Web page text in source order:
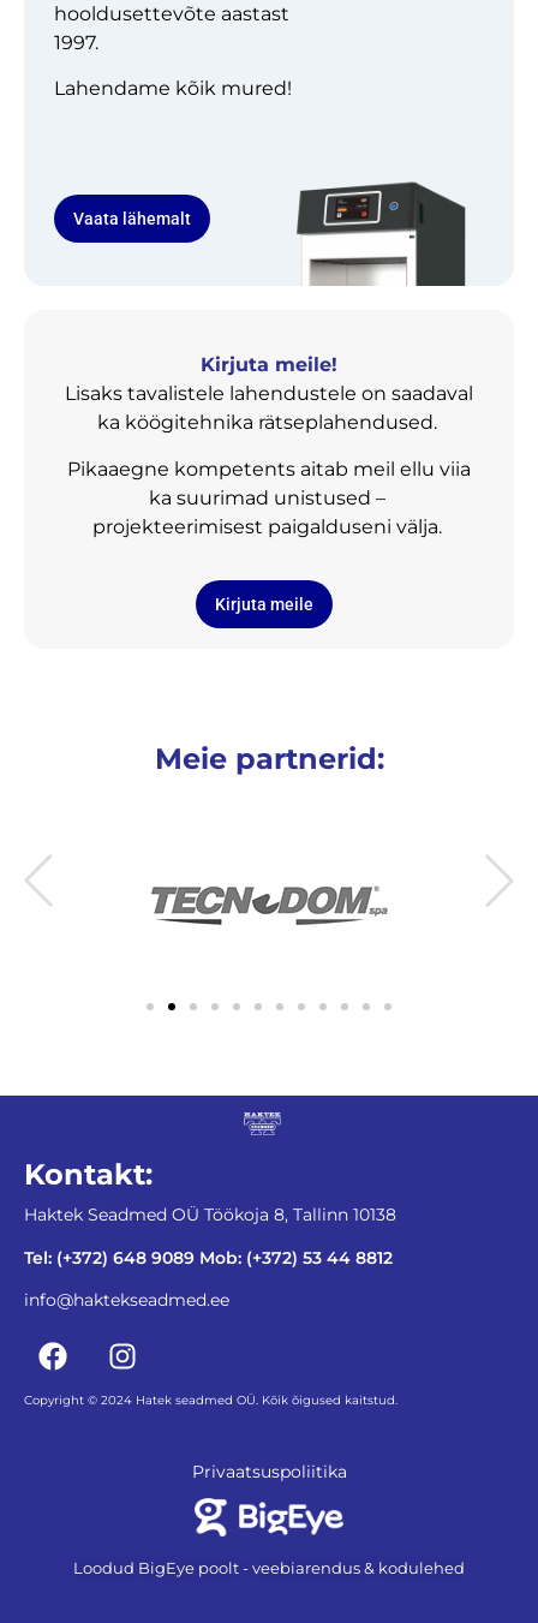
hooldusettevõte aastast
1997.
Lahendame kõik mured!
Vaata lähemalt
Kirjuta meile!
Lisaks tavalistele lahendustele on saadaval
ka köögitehnika rätseplahendused.
Pikaaegne kompetents aitab meil ellu viia
ka suurimad unistused –
projekteerimisest paigalduseni välja.
Kirjuta meile
Meie partnerid:
Kontakt:
Haktek Seadmed OÜ Töökoja 8, Tallinn 10138
Tel: (+372) 648 9089 Mob: (+372) 53 44 8812
info@haktekseadmed.ee
Copyright © 2024 Hatek seadmed OÜ. Kõik õigused kaitstud.
Privaatsuspoliitika
Loodud BigEye poolt - veebiarendus & kodulehed